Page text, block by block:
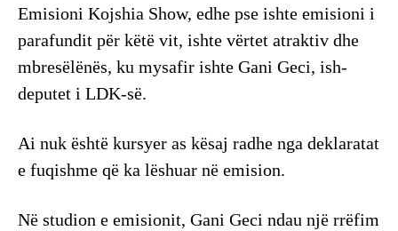
Emisioni Kojshia Show, edhe pse ishte emisioni i
parafundit për këtë vit, ishte vërtet atraktiv dhe
mbresëlënës, ku mysafir ishte Gani Geci, ish-
deputet i LDK-së.
Ai nuk është kursyer as kësaj radhe nga deklaratat
e fuqishme që ka lëshuar në emision.
Në studion e emisionit, Gani Geci ndau një rrëfim